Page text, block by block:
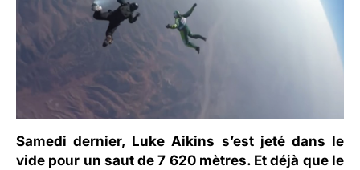
Samedi dernier, Luke Aikins s’est jeté dans le
vide pour un saut de 7 620 mètres. Et déjà que le